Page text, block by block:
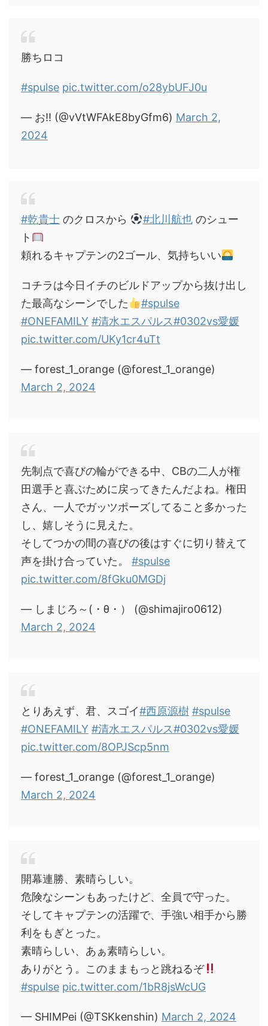
勝ちロコ
#spulse pic.twitter.com/o28ybUFJ0u
— お!! (@vVtWFAkE8byGfm6) March 2,
2024
#乾貴士 のクロスから #北川航也のシュー
ト
頼れるキャプテンの2ゴール、気持ちいい
コチラは今日イチのビルドアップから抜け出し
た最高なシーンでした
#spulse
#ONEFAMILY #清水エスパルス#0302vs愛媛
pic.twitter.com/UKy1cr4uTt
— forest_1_orange (@forest_1_orange)
March 2, 2024
先制点で喜びの輪ができる中、CBの二人が権
田選手と喜ぶために戻ってきたんだよね。権田
さん、一人でガッツポーズしてること多かった
し、嬉しそうに見えた。
そしてつかの間の喜びの後はすぐに切り替えて
声を掛け合っていた。 #spulse
pic.twitter.com/8fGku0MGDj
— しまじろ～(・θ・） (@shimajiro0612)
March 2, 2024
とりあえず、君、スゴイ#西原源樹 #spulse
#ONEFAMILY #清水エスパルス#0302vs愛媛
pic.twitter.com/8OPJScp5nm
— forest_1_orange (@forest_1_orange)
March 2, 2024
開幕連勝、素晴らしい。
危険なシーンもあったけど、全員で守った。
そしてキャプテンの活躍で、手強い相手から勝
利をもぎとった。
素晴らしい、あぁ素晴らしい。
ありがとう。このままもっと跳ねるぞ
#spulse pic.twitter.com/1bR8jsWcUG
— SHIMPei (@TSKkenshin) March 2, 2024